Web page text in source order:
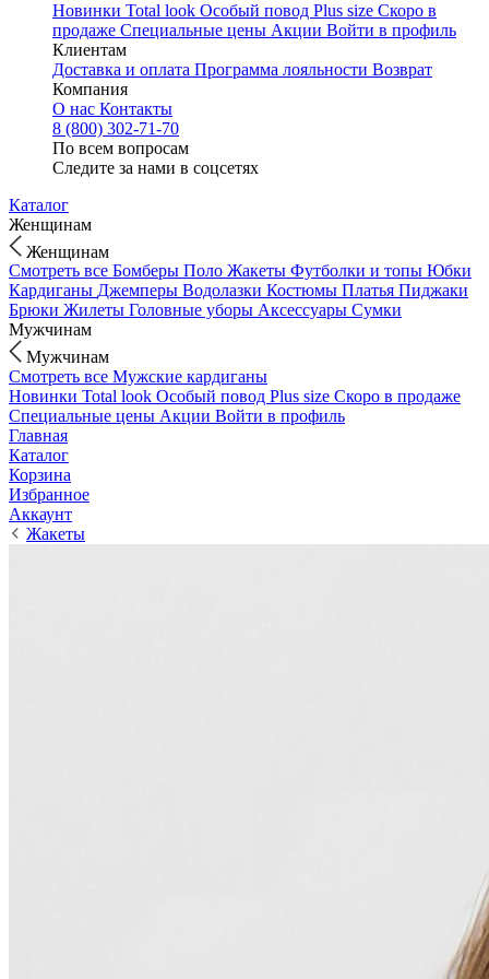
Новинки Total look Особый повод Plus size Скоро в
продаже Специальные цены Акции Войти в профиль
Клиентам
Доставка и оплата Программа лояльности Возврат
Компания
О нас Контакты
8 (800) 302-71-70
По всем вопросам
Следите за нами в соцсетях
Каталог
Женщинам
Женщинам
Смотреть все Бомберы Поло Жакеты Футболки и топы Юбки
Кардиганы Джемперы Водолазки Костюмы Платья Пиджаки
Брюки Жилеты Головные уборы Аксессуары Сумки
Мужчинам
Мужчинам
Смотреть все Мужские кардиганы
Новинки Total look Особый повод Plus size Скоро в продаже
Специальные цены Акции Войти в профиль
Главная
Каталог
Корзина
Избранное
Аккаунт
Жакеты